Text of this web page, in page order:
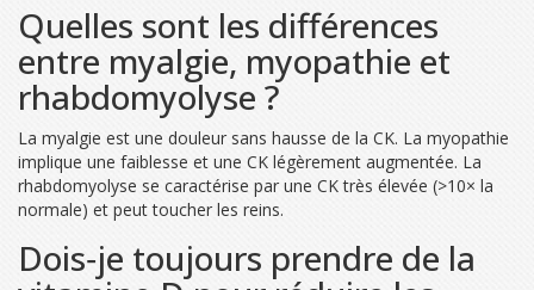
Quelles sont les différences
entre myalgie, myopathie et
rhabdomyolyse ?
La myalgie est une douleur sans hausse de la CK. La myopathie
implique une faiblesse et une CK légèrement augmentée. La
rhabdomyolyse se caractérise par une CK très élevée (>10× la
normale) et peut toucher les reins.
Dois‑je toujours prendre de la